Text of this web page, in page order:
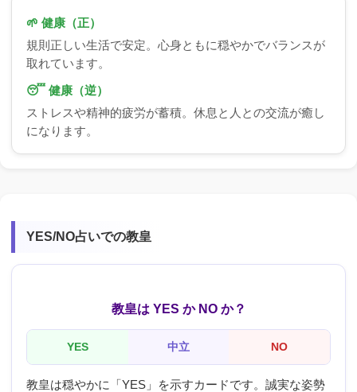
🌱 健康（正）
規則正しい生活で安定。心身ともに穏やかでバランスが
取れています。
😴 健康（逆）
ストレスや精神的疲労が蓄積。休息と人との交流が癒し
になります。
YES/NO占いでの教皇
教皇は YES か NO か？
YES 中立 NO
教皇は穏やかに「YES」を示すカードです。誠実な姿勢